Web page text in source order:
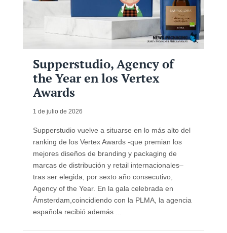
Supperstudio, Agency of
the Year en los Vertex
Awards
1 de julio de 2026
Supperstudio vuelve a situarse en lo más alto del
ranking de los Vertex Awards -que premian los
mejores diseños de branding y packaging de
marcas de distribución y retail internacionales–
tras ser elegida, por sexto año consecutivo,
Agency of the Year. En la gala celebrada en
Ámsterdam,coincidiendo con la PLMA, la agencia
española recibió además ...